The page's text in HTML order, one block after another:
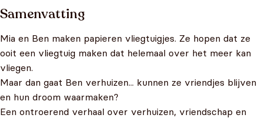
Samenvatting
Mia en Ben maken papieren vliegtuigjes. Ze hopen dat ze
ooit een vliegtuig maken dat helemaal over het meer kan
vliegen.
Maar dan gaat Ben verhuizen... kunnen ze vriendjes blijven
en hun droom waarmaken?
Een ontroerend verhaal over verhuizen, vriendschap en